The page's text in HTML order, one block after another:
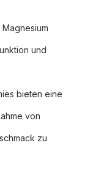
und
bieten eine
von
zu